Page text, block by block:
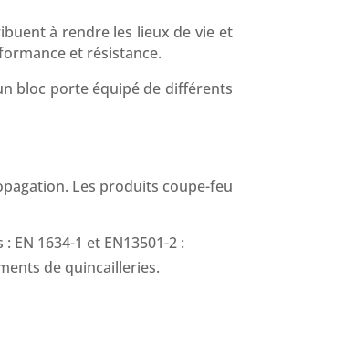
à rendre les lieux de vie et
et résistance.
bloc porte équipé de différents
Les produits coupe-feu
1634-1 et EN13501-2 :
de quincailleries.